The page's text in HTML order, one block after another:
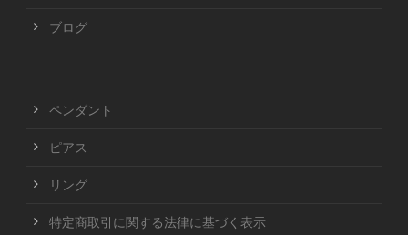
ブログ
ペンダント
ピアス
リング
特定商取引に関する法律に基づく表示